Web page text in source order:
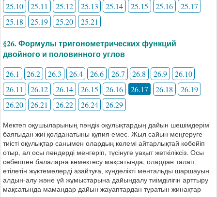
25.10
25.11 25.12 25.13 25.14 25.15 25.16
25.17
25.18
25.19 25.20 25.21
§26. Формулы тригонометрических функций
двойного и половинного углов
26.1 26.2 26.3 26.4 26.6 26.7 26.8 26.9
26.10
26.11
26.12 26.14 26.15 26.16 26.17 26.18
26.19
26.20
26.21 26.22 26.24 26.29
Мектеп оқушыларының пәндік оқулықтардың дайын шешімдерім
баяғыдан жиі қолданатыны құпия емес. Жыл сайын меңгеруге
тиісті оқулықтар санымен олардың көлемі айтарлықтай көбейіп
отыр, ал осы пәндерді менгеріп, түсінуге уақыт жеткіліксіз. Осы
себеппен балаларға көмектесу мақсатында, олардан талап
етілетін жүктемелерді азайтуға, күнделікті ментальды шаршауын
алдын-алу және үй жұмыстарына дайындалу тиімділігін арттыру
мақсатында мамандар дайын жауаптардан тұратын жинақтар